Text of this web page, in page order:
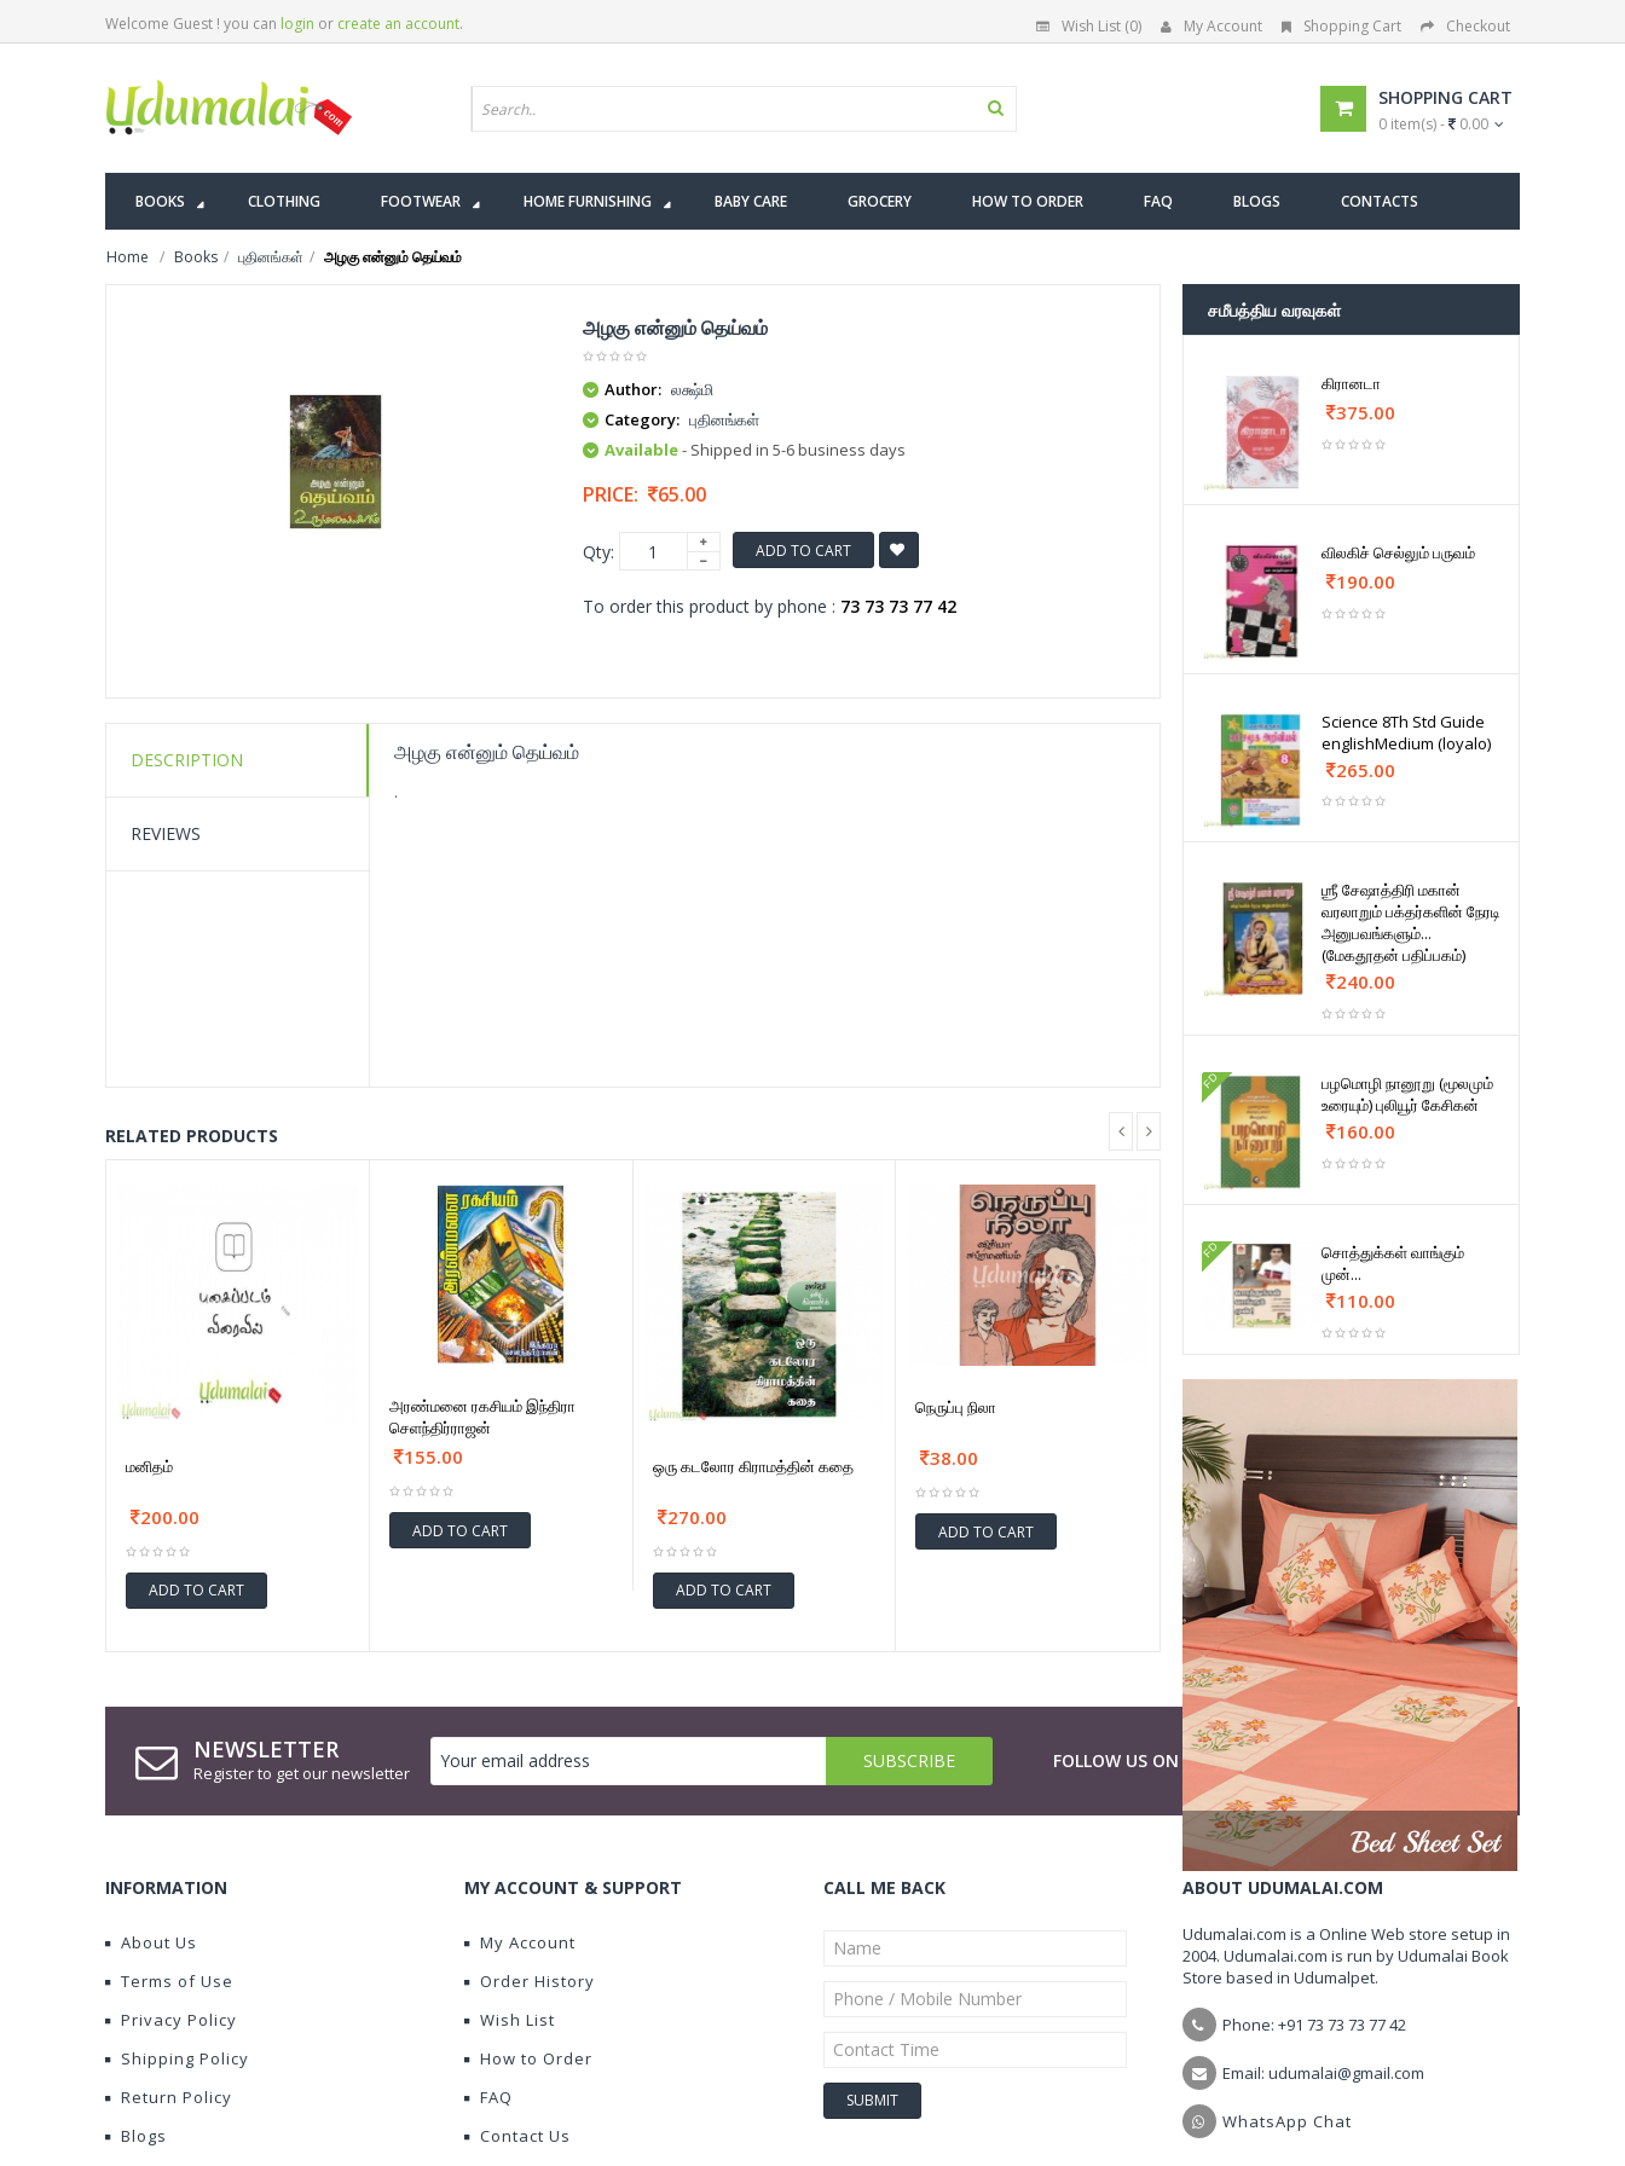
Welcome Guest ! you can login or create an account. Wish List (0) My Account Shopping Cart Checkout
SHOPPING CART
0 item(s) - 0.00
BOOKS CLOTHING FOOTWEAR HOME FURNISHING BABY CARE GROCERY HOW TO ORDER FAQ BLOGS CONTACTS
Home Books புதினங்கள் அழகு என்னும் தெய்வம்
அழகு என்னும் தெய்வம்
Author: லக்ஷ்மி
Category: புதினங்கள்
Available- Shipped in 5-6 business days
PRICE: 65.00
Qty: ADD TO CART
To order this product by phone : 73 73 73 77 42
DESCRIPTION
REVIEWS
அழகு என்னும் தெய்வம்
.
RELATED PRODUCTS
மனிதம்
200.00
ADD TO CART
அரண்மனை ரகசியம் இந்திரா
செளந்திர்ராஜன்
155.00
ADD TO CART
ஒரு கடலோர கிராமத்தின் கதை
270.00
ADD TO CART
நெருப்பு நிலா
38.00
ADD TO CART
சமீபத்திய வரவுகள்
கிரானடா
375.00
விலகிச் செல்லும் பருவம்
190.00
Science 8Th Std Guide
englishMedium (loyalo)
265.00
ஶ்ரீ சேஷாத்திரி மகான்
வரலாறும் பக்தர்களின் நேரடி
அனுபவங்களும்...
(மேகதூதன் பதிப்பகம்)
240.00
FD
பழமொழி நானூறு (மூலமும்
உரையும்) புலியூர் கேசிகன்
160.00
FD
சொத்துக்கள் வாங்கும்
முன்...
110.00
NEWSLETTER
Register to get our newsletter
FOLLOW US ON
INFORMATION
About Us
Terms of Use
Privacy Policy
Shipping Policy
Return Policy
Blogs
MY ACCOUNT & SUPPORT
My Account
Order History
Wish List
How to Order
FAQ
Contact Us
CALL ME BACK ABOUT UDUMALAI.COM
Udumalai.com is a Online Web store setup in
2004. Udumalai.com is run by Udumalai Book
Store based in Udumalpet.
Phone: +91 73 73 73 77 42
Email: udumalai@gmail.com
WhatsApp Chat